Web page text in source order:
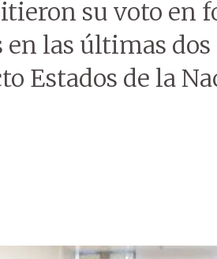
su voto en
las últimas dos
Estados de la